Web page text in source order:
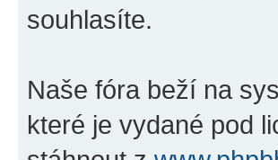
souhlasíte.
Naše fóra beží na
které je vydané pod